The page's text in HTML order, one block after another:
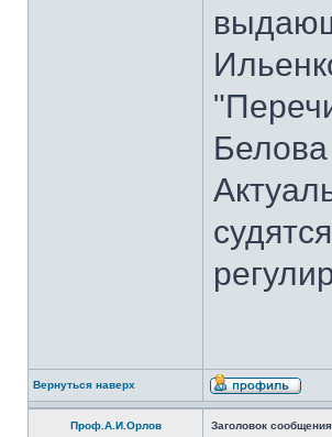
Вернуться наверх
Проф.А.И.Орлов Заголовок